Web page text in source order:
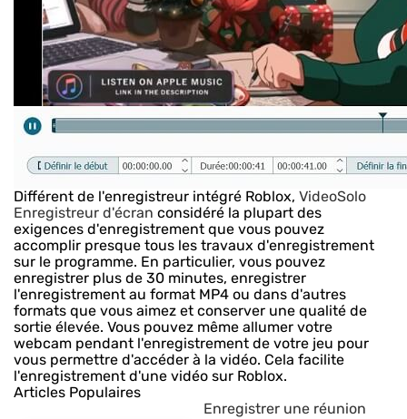
Différent de l'enregistreur intégré Roblox, VideoSolo
Enregistreur d'écran considéré la plupart des
exigences d'enregistrement que vous pouvez
accomplir presque tous les travaux d'enregistrement
sur le programme. En particulier, vous pouvez
enregistrer plus de 30 minutes, enregistrer
l'enregistrement au format MP4 ou dans d'autres
formats que vous aimez et conserver une qualité de
sortie élevée. Vous pouvez même allumer votre
webcam pendant l'enregistrement de votre jeu pour
vous permettre d'accéder à la vidéo. Cela facilite
l'enregistrement d'une vidéo sur Roblox.
Articles Populaires
Enregistrer une réunion